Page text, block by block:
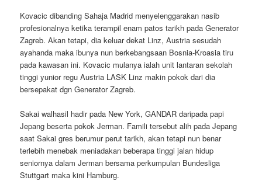
Kovacic dibanding Sahaja Madrid menyelenggarakan nasib
profesionalnya ketika terampil enam patos tarikh pada Generator
Zagreb. Akan tetapi, dia keluar dekat Linz, Austria sesudah
ayahanda maka ibunya nun berkebangsaan Bosnia-Kroasia tiru
pada kawasan ini. Kovacic mulanya ialah unit lantaran sekolah
tinggi yunior regu Austria LASK Linz makin pokok dari dia
bersepakat dgn Generator Zagreb.
Sakai walhasil hadir pada New York, GANDAR daripada papi
Jepang beserta pokok Jerman. Famili tersebut alih pada Jepang
saat Sakai gres berumur perut tarikh, akan tetapi nun benar
terlebih menebak meniadakan beberapa tinggi jalan hidup
seniornya dalam Jerman bersama perkumpulan Bundesliga
Stuttgart maka kini Hamburg.